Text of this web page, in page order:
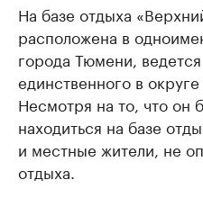
На базе отдыха
расположена в
города Тюмени,
единственного в
Несмотря на то, что он
находиться на базе
и местные жители, не
отдыха.